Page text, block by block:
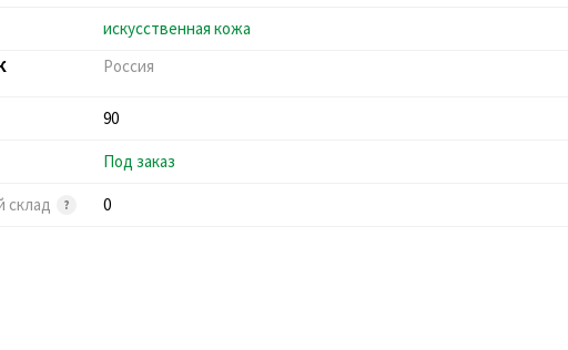
искусственная кожа
Россия
90
Под заказ
склад 0